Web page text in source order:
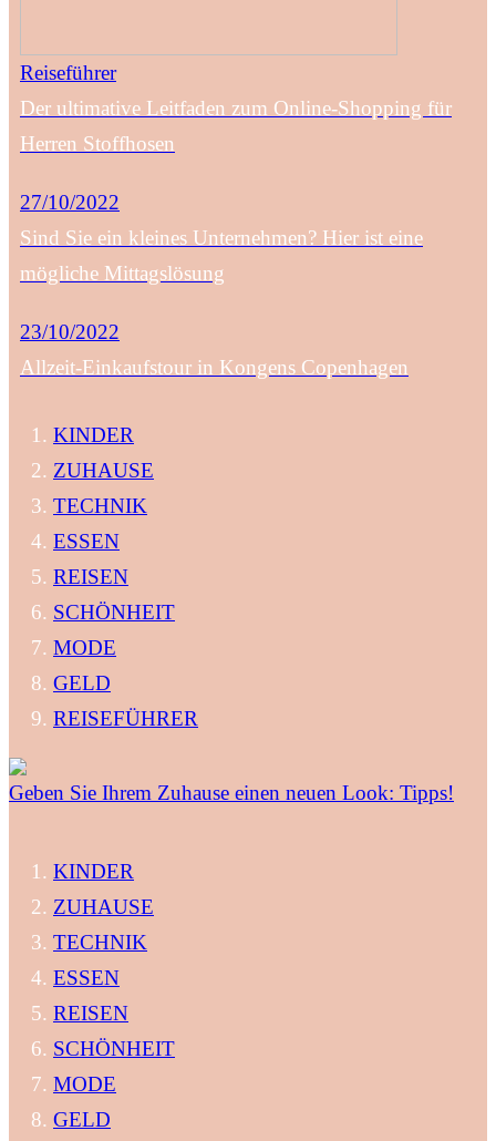
Reiseführer
Der ultimative Leitfaden zum Online-Shopping für
Herren Stoffhosen
27/10/2022
Sind Sie ein kleines Unternehmen? Hier ist eine
mögliche Mittagslösung
23/10/2022
Allzeit-Einkaufstour in Kongens Copenhagen
KINDER
ZUHAUSE
TECHNIK
ESSEN
REISEN
SCHÖNHEIT
MODE
GELD
REISEFÜHRER
Geben Sie Ihrem Zuhause einen neuen Look: Tipps!
KINDER
ZUHAUSE
TECHNIK
ESSEN
REISEN
SCHÖNHEIT
MODE
GELD